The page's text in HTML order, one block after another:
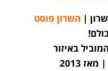
| השרון פוסט
באיזור
2013